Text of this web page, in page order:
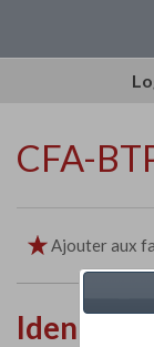
CFA-
Ajouter aux
Identité